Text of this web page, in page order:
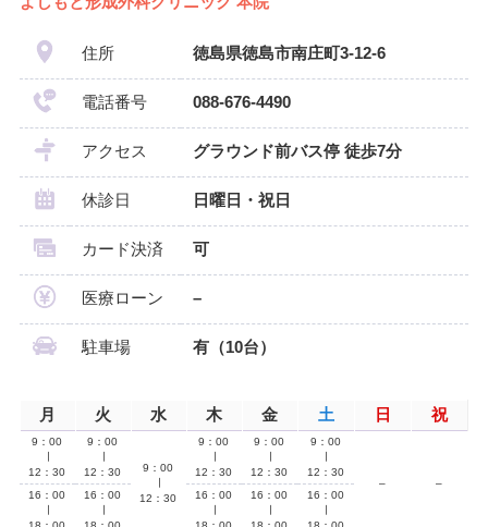
住所 徳島県徳島市南庄町3-12-6
電話番号 088-676-4490
アクセス グラウンド前バス停 徒歩7分
休診日 日曜日・祝日
カード決済 可
医療ローン –
駐車場 有（10台）
月 火 水 木 金 土 日 祝
9：00
12：30
9：00
12：30
9：00
12：30
9：00
12：30
9：00
12：30
9：00
12：30
–
–
16：00
16：00
16：00
16：00
16：00